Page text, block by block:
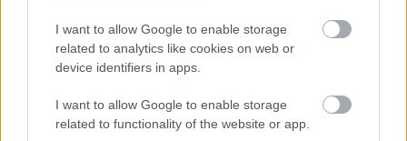
I want to allow Google to enable storage
related to analytics like cookies on web or
device identifiers in apps.
I want to allow Google to enable storage
related to functionality of the website or app.
REAKTOR
LEGNÉPSZERŰBB
Manaus: a dzsungel szívének városa
Magyarország rejtett gyöngyszemei